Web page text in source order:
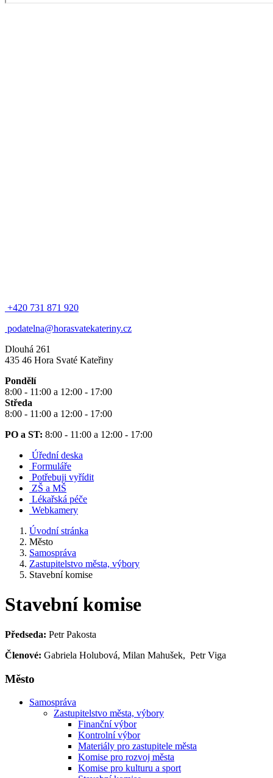
+420 731 871 920
podatelna@horasvatekateriny.cz
Dlouhá 261
435 46 Hora Svaté Kateřiny
Pondělí
8:00 - 11:00 a 12:00 - 17:00
Středa
8:00 - 11:00 a 12:00 - 17:00
PO a ST: 8:00 - 11:00 a 12:00 - 17:00
Úřední deska
Formuláře
Potřebuji vyřídit
ZŠ a MŠ
Lékařská péče
Webkamery
Úvodní stránka
Město
Samospráva
Zastupitelstvo města, výbory
Stavební komise
Stavební komise
Předseda: Petr Pakosta
Členové: Gabriela Holubová, Milan Mahušek, Petr Viga
Město
Samospráva
Zastupitelstvo města, výbory
Finanční výbor
Kontrolní výbor
Materiály pro zastupitele města
Komise pro rozvoj města
Komise pro kulturu a sport